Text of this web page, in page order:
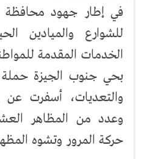
في إطار جهود محافظة
للشوارع والميادين
الخدمات المقدمة
بحي جنوب الجيزة حملة
وعدد من المظاهر
حركة المرور وتشوه